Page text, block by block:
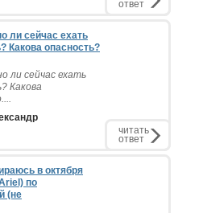
ответ
ли сейчас ехать
Какова опасность?
ли сейчас ехать
Какова
читать
ответ
в октября
по
(не